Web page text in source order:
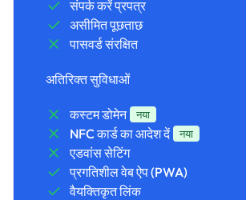
संपर्क करें प्रपत्र
असीमित पूछताछ
पासवर्ड संरक्षित
अतिरिक्त सुविधाओं
कस्टम डोमेन नया
NFC कार्ड का आदेश दें नया
एडवांस सेटिंग
प्रगतिशील वेब ऐप (PWA)
वैयक्तिकृत लिंक